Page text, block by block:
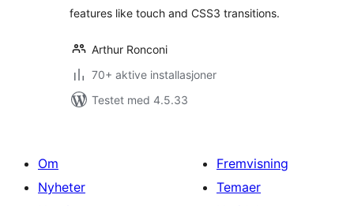
features like touch and CSS3 transitions.
Arthur Ronconi
70+ aktive installasjoner
Testet med 4.5.33
Om
Nyheter
Fremvisning
Temaer